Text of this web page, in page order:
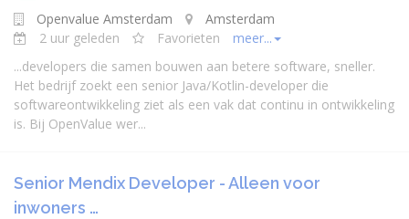
Openvalue Amsterdam
Amsterdam
2 uur geleden
Favorieten
meer...
...developers die samen bouwen aan betere software, sneller.
Het bedrijf zoekt een senior Java/Kotlin-developer die
softwareontwikkeling ziet als een vak dat continu in ontwikkeling
is. Bij OpenValue wer...
Senior Mendix Developer - Alleen voor
inwoners …